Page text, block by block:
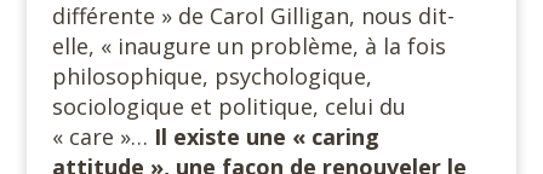
différente » de Carol Gilligan, nous dit-
elle, « inaugure un problème, à la fois
philosophique, psychologique,
sociologique et politique, celui du
« care »… Il existe une « caring
attitude », une façon de renouveler le